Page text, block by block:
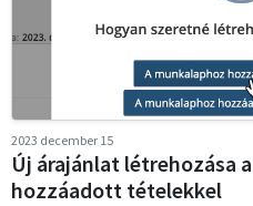
2023 december 15
Új árajánlat létrehozása
hozzáadott tételekkel